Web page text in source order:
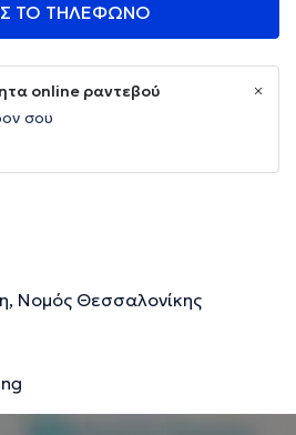
ΤΟ ΤΗΛΕΦΩΝΟ
online ραντεβού
σου
Νομός Θεσσαλονίκης